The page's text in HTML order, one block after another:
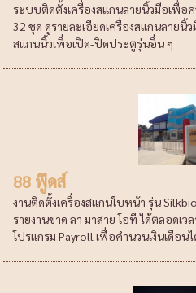
ระบบติดตั้งเครื่องสแกนลายนิ้วมือเพื่อ
32 ชุด ดูรายละเอียดเครื่องสแกนลายนิ้
สแกนนิ้วเพื่อเปิด-ปิดประตูรุ่นอื่น ๆ
88 ฟู๊ดส์
งานติดตั้งเครื่องสแกนใบหน้า รุ่น
รายงานขาด ลา มาสาย โอที ได้ตลอดเว
โปรแกรม Payroll เพื่อคำนวนเงินเดือนไ